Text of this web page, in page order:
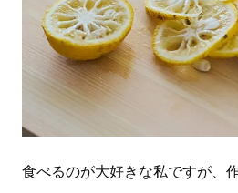
食べるのが大好きな私ですが、